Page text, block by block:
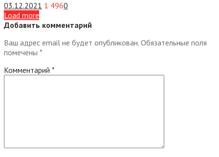
03.12.2021 1 4960
Load more
Добавить комментарий
Ваш адрес email не будет опубликован. Обязательные поля
помечены *
Комментарий *